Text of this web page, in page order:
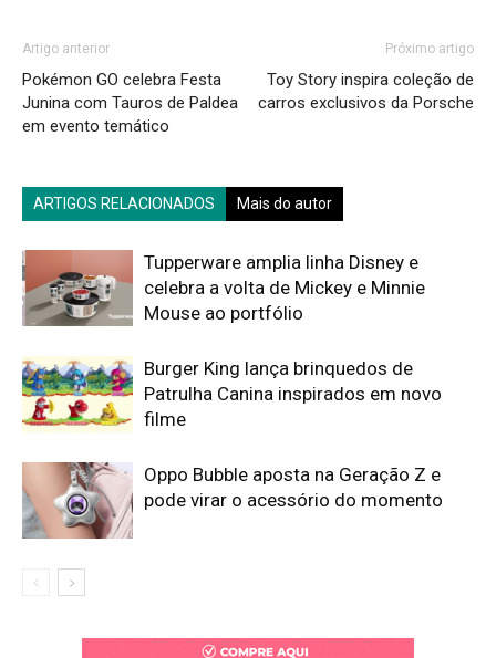
Artigo anterior
Pokémon GO celebra Festa
Junina com Tauros de Paldea
em evento temático
Próximo artigo
Toy Story inspira coleção de
carros exclusivos da Porsche
ARTIGOS RELACIONADOS Mais do autor
Tupperware amplia linha Disney e
celebra a volta de Mickey e Minnie
Mouse ao portfólio
Burger King lança brinquedos de
Patrulha Canina inspirados em novo
filme
Oppo Bubble aposta na Geração Z e
pode virar o acessório do momento